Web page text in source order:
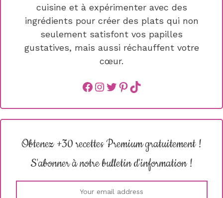
cuisine et à expérimenter avec des
ingrédients pour créer des plats qui non
seulement satisfont vos papilles
gustatives, mais aussi réchauffent votre
cœur.
Facebook
instagram
Twitter
Pinterest
TikTok
Obtenez +30 recettes Premium gratuitement !
S'abonner à notre bulletin d'information !